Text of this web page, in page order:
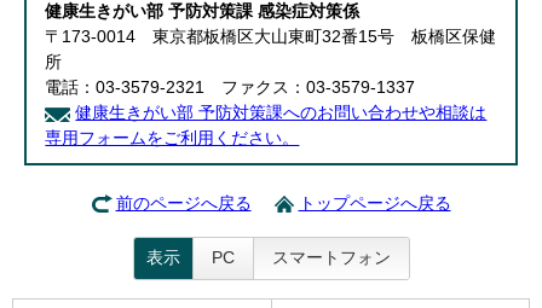
健康生きがい部 予防対策課 感染症対策係
〒173-0014 東京都板橋区大山東町32番15号 板橋区保健
所
電話：03-3579-2321 ファクス：03-3579-1337
健康生きがい部 予防対策課へのお問い合わせや相談は
専用フォームをご利用ください。
前のページへ戻る トップページへ戻る
表示 PC スマートフォン